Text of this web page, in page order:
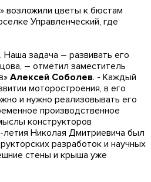
возложили цветы к бюстам
Управленческий, где
задача – развивать его
– отметил заместитель
Алексей Соболев. - Каждый
моторостроения, в его
и нужно реализовывать его
производственное
конструкторов
летия Николая Дмитриевича был
разработок и научных
стены и крыша уже